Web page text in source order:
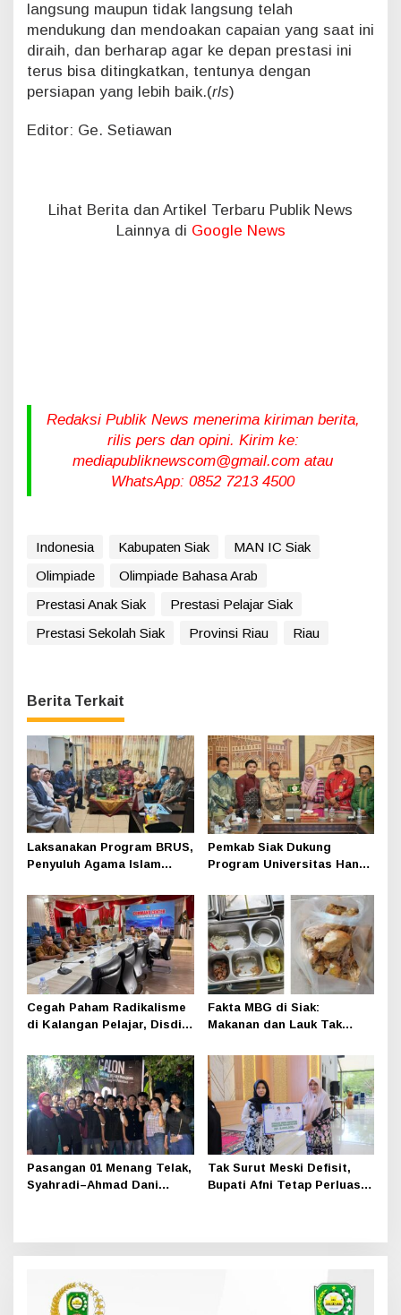
langsung maupun tidak langsung telah
mendukung dan mendoakan capaian yang saat ini
diraih, dan berharap agar ke depan prestasi ini
terus bisa ditingkatkan, tentunya dengan
persiapan yang lebih baik.(rls)
Editor: Ge. Setiawan
Lihat Berita dan Artikel Terbaru Publik News
Lainnya di Google News
Redaksi Publik News menerima kiriman berita,
rilis pers dan opini. Kirim ke:
mediapubliknewscom@gmail.com atau
WhatsApp: 0852 7213 4500
Indonesia Kabupaten Siak
MAN IC Siak
Olimpiade
Olimpiade Bahasa Arab
Prestasi Anak Siak
Prestasi Pelajar Siak
Prestasi Sekolah Siak
Provinsi Riau Riau
Berita Terkait
Laksanakan Program BRUS,
Penyuluh Agama Islam
1
Pemkab Siak Dukung
Program Universitas Hang
Wujud Kolaborasi
Pembangunan Daerah
Cegah Paham Radikalisme
di Kalangan Pelajar, Disdik
Fakta MBG di Siak:
Makanan dan Lauk Tak
Tak Disentuh
Pasangan 01 Menang Telak,
Syahradi–Ahmad Dani
Tak Surut Meski Defisit,
Bupati Afni Tetap Perluas